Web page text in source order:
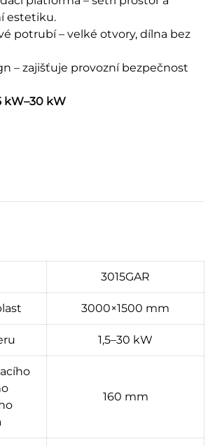
estetiku.
potrubí – velké otvory, dílna bez
– zajišťuje provozní bezpečnost
kW–30 kW
3015GAR
3000×1500 mm
1,5–30 kW
160 mm